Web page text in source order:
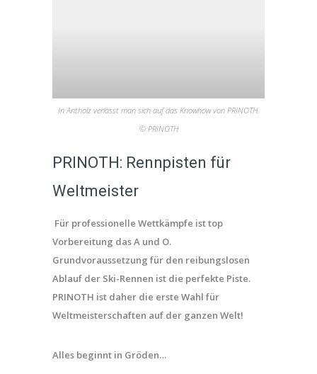
In Antholz verlässt man sich auf das Knowhow von PRINOTH.
© PRINOTH
PRINOTH: Rennpisten für
Weltmeister
Für professionelle Wettkämpfe ist top
Vorbereitung das A und O.
Grundvoraussetzung für den reibungslosen
Ablauf der Ski-Rennen ist die perfekte Piste.
PRINOTH ist daher die erste Wahl für
Weltmeisterschaften auf der ganzen Welt!
Alles beginnt in Gröden…